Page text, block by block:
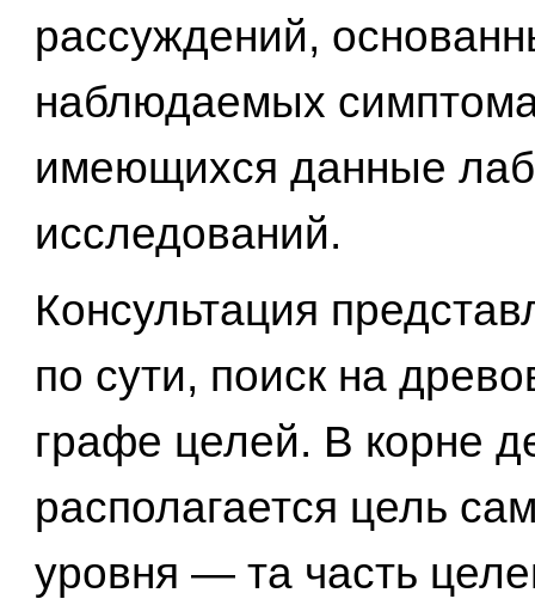
рассуждений,
наблюдаемых
имеющихся данные
исследований.
Консультация
по сути, поиск на
графе целей. В корне
располагается цель
уровня — та часть